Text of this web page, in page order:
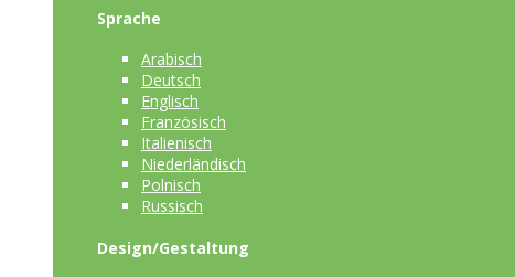
Sprache
Arabisch
Deutsch
Englisch
Französisch
Italienisch
Niederländisch
Polnisch
Russisch
Design/Gestaltung